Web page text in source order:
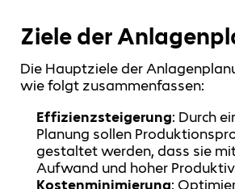
Ziele der
Die Hauptziele der
wie folgt zusammenfassen:
Effizienzsteigerung: Durch
Planung sollen
gestaltet werden, dass sie
Aufwand und hoher
Kostenminimierung: